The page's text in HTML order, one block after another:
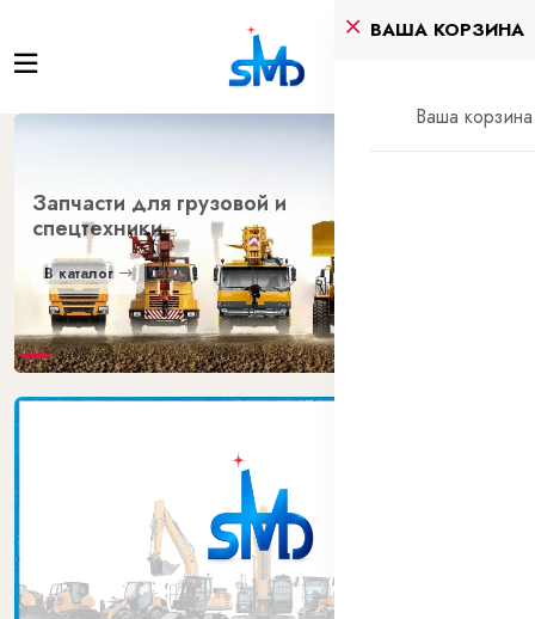
ВАША КОРЗИНА
Ваша корзина
Запчасти для грузовой и
спецтехники
В каталог
Запчасти для грузовой и
спецтехники
В каталог